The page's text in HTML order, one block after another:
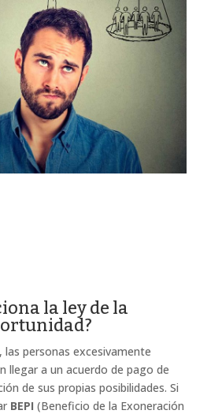
la ley de la
las personas excesivamente
llegar a un acuerdo de pago de
de sus propias posibilidades. Si
BEPI (Beneficio de la Exoneración